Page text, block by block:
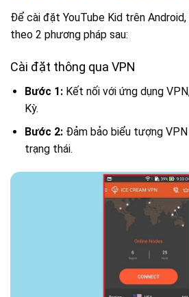
Để cài đặt YouTube Kid trên
theo 2 phương pháp sau:
Cài đặt thông qua VPN
Bước 1:Kết nối với ứng dụng
Kỳ.
Bước 2:Đảm bảo biểu tượng
trạng thái.